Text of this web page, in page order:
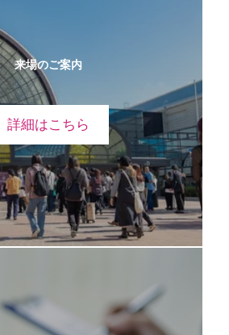
来場のご案内
詳細はこちら